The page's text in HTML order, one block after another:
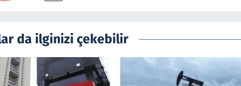
da ilginizi çekebilir